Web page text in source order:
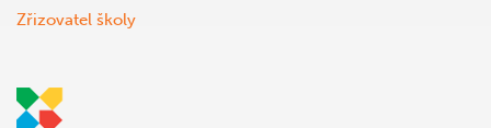
Zřizovatel školy